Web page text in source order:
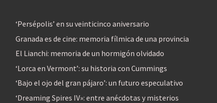
‘Persépolis’ en su veinticinco aniversario
Granada es de cine: memoria fílmica de una provincia
El Lianchi: memoria de un hormigón olvidado
‘Lorca en Vermont’: su historia con Cummings
‘Bajo el ojo del gran pájaro’: un futuro especulativo
‘Dreaming Spires IV»: entre anécdotas y misterios